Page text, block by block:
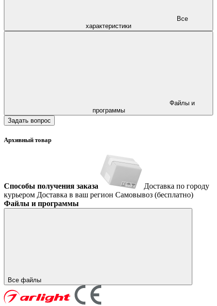
характеристики
программы
Задать вопрос
Архивный товар
Способы получения заказа
Доставка по городу
курьером Доставка в ваш регион Самовывоз (бесплатно)
Файлы и программы
Все файлы